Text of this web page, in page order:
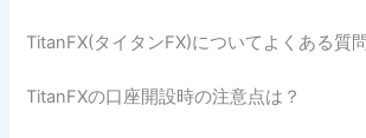
TitanFX(タイタンFX)についてよくある質問
TitanFXの口座開設時の注意点は？